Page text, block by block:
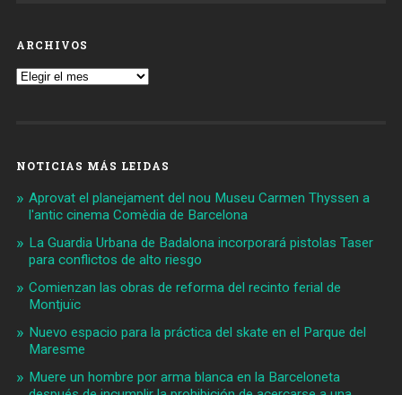
ARCHIVOS
Archivos
NOTICIAS MÁS LEIDAS
Aprovat el planejament del nou Museu Carmen Thyssen a
l'antic cinema Comèdia de Barcelona
La Guardia Urbana de Badalona incorporará pistolas Taser
para conflictos de alto riesgo
Comienzan las obras de reforma del recinto ferial de
Montjuïc
Nuevo espacio para la práctica del skate en el Parque del
Maresme
Muere un hombre por arma blanca en la Barceloneta